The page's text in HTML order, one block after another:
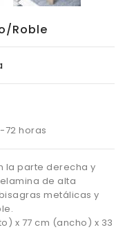
roble
72 horas
la parte derecha y
de alta
metálicas y
x 77 cm (ancho) x 33